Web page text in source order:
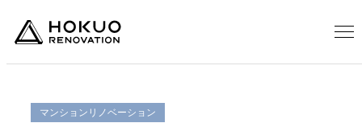
マンションリノベーション